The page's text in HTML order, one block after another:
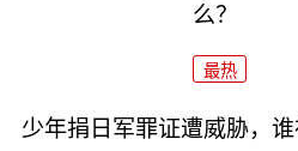
么？
最热
少年捐日军罪证遭威胁，谁